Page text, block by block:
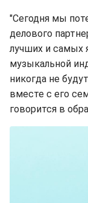
"Сегодня мы
делового
лучших и самых
музыкальной
никогда не
вместе с его
говорится в